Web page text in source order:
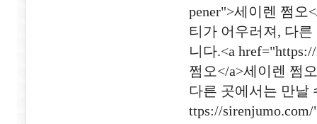
pener">세이렌 쩜오
티가 어우러져, 다
니다.<a
쩜오</a>세이렌 쩜
다른 곳에서는 만날
ttps://